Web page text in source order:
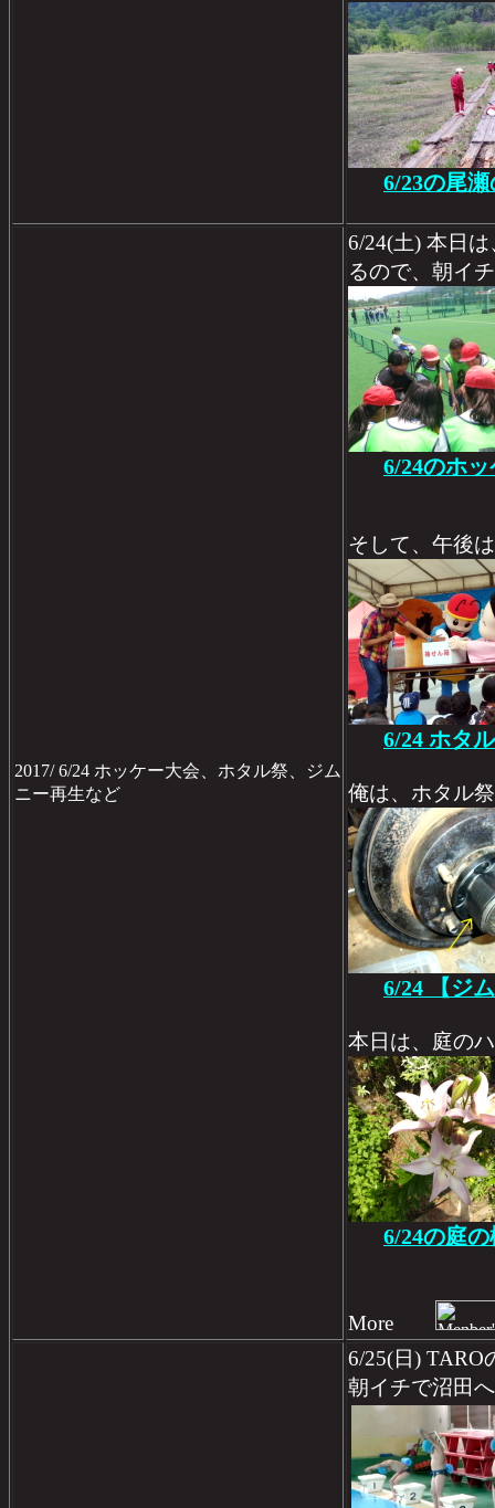
6/23の尾
2017/ 6/24 ホッケー大会、ホタル祭、ジム
ニー再生など
6/24(土) 本日は
るので、朝イ
6/24のホ
そして、午後
6/24 ホタ
俺は、ホタル
6/24 【ジ
本日は、庭の
6/24の庭
More
6/25(日) TARO
朝イチで沼田へ